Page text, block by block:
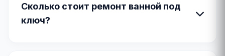
Сколько стоит ремонт ванной под
ключ?